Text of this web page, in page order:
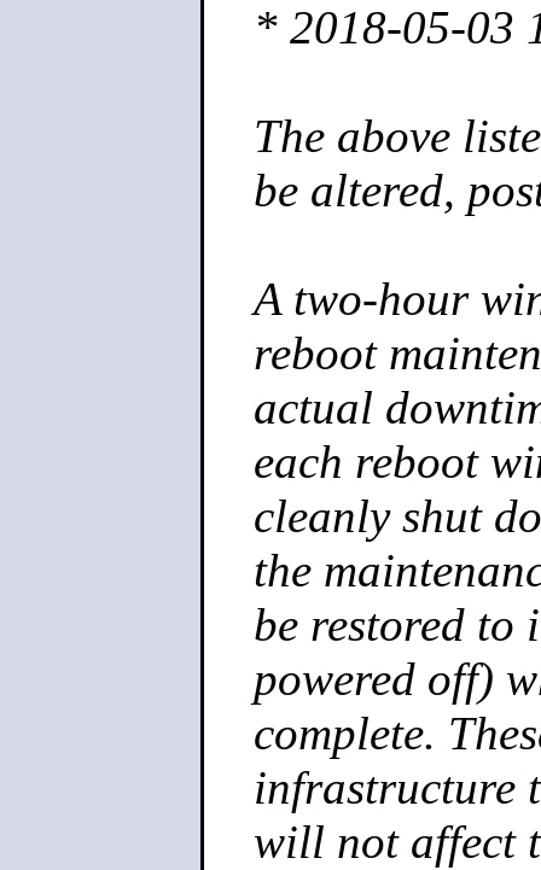
* 2018-05-03
The above
be altered,
A two-hour
reboot
actual
each reboot
cleanly shut
the
be restored to
powered off)
complete.
infrastructure
will not affect